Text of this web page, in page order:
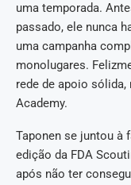
uma temporada.
passado, ele nunca
uma campanha
monolugares.
rede de apoio sólida,
Academy.
Taponen se juntou à
edição da FDA
após não ter